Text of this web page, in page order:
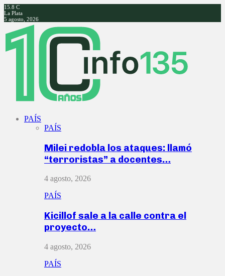
15.8 C
La Plata
5 agosto, 2026
Facebook
Twitter
Instagram
Youtube
PAÍS
PAÍS
Milei redobla los ataques: llamó
“terroristas” a docentes…
4 agosto, 2026
PAÍS
Kicillof sale a la calle contra el
proyecto…
4 agosto, 2026
PAÍS